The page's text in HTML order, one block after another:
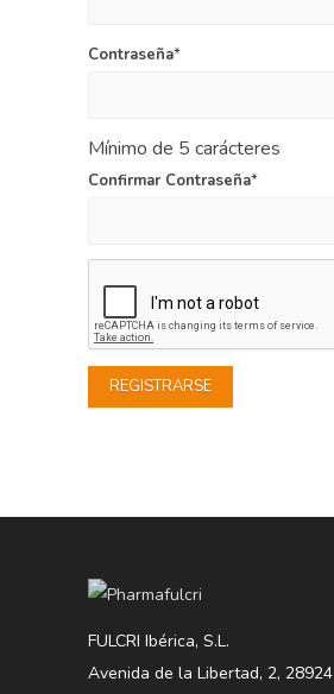
Contraseña*
Mínimo de 5 carácteres
Confirmar Contraseña*
FULCRI Ibérica, S.L.
Avenida de la Libertad, 2, 28924